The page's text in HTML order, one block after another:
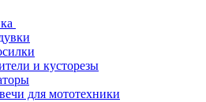
и кусторезы
для мототехники